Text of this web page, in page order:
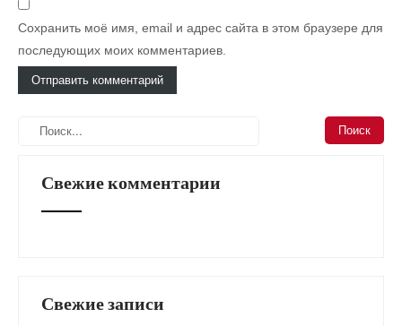
Сохранить моё имя, email и адрес сайта в этом браузере для
последующих моих комментариев.
Свежие комментарии
Свежие записи